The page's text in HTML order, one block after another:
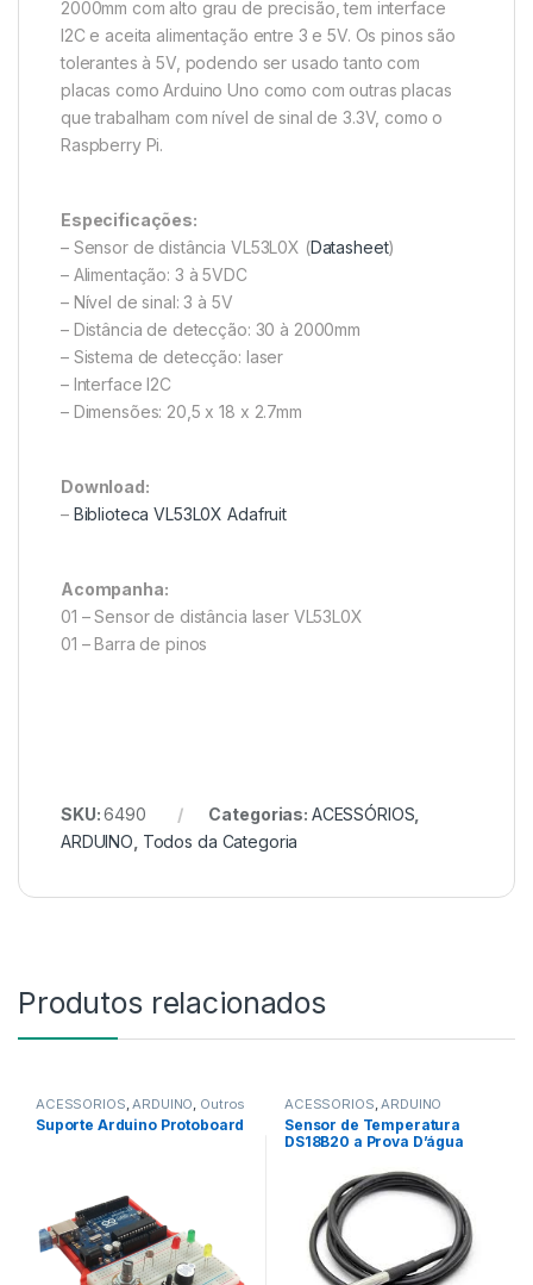
2000mm com alto grau de precisão, tem interface
I2C e aceita alimentação entre 3 e 5V. Os pinos são
tolerantes à 5V, podendo ser usado tanto com
placas como Arduino Uno como com outras placas
que trabalham com nível de sinal de 3.3V, como o
Raspberry Pi.
Especificações:
– Sensor de distância VL53L0X (Datasheet)
– Alimentação: 3 à 5VDC
– Nível de sinal: 3 à 5V
– Distância de detecção: 30 à 2000mm
– Sistema de detecção: laser
– Interface I2C
– Dimensões: 20,5 x 18 x 2.7mm
Download:
– Biblioteca VL53L0X Adafruit
Acompanha:
01 – Sensor de distância laser VL53L0X
01 – Barra de pinos
SKU:6490 Categorias: ACESSÓRIOS
ARDUINO Todos da Categoria
Produtos relacionados
ACESSÓRIOS ARDUINO Outros
Suporte Arduino Protoboard
ACESSÓRIOS ARDUINO
Sensor de Temperatura
DS18B20 a Prova D’água